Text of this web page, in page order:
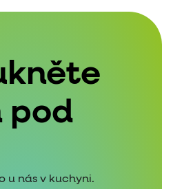
pod
u nás v kuchyni.